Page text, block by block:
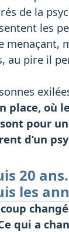
de la
les
au pire il
place, où
pour
d’un
20
les
qui a